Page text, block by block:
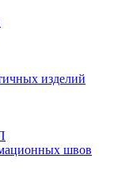
изделий
швов